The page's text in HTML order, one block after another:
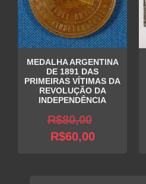
MEDALHA ARGENTINA
DE 1891 DAS
PRIMEIRAS VÍTIMAS DA
REVOLUÇÃO DA
INDEPENDÊNCIA
R$80,00
R$60,00O